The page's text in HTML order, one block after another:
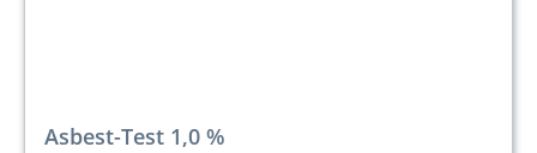
Asbest-Test 1,0 %